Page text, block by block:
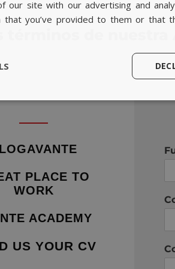
de nuestra
PLACE TO
WORK
ACADEMY
US YOUR CV
our site with our advertising and
that you’ve provided to them or that